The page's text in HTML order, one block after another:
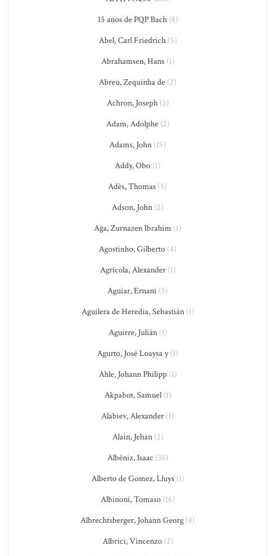
15 anos de PQP Bach(8)
Abel, Carl Friedrich(5)
Abrahamsen, Hans(1)
Abreu, Zequinha de (2)
Achron, Joseph(2)
Adam, Adolphe(2)
Adams, John (15)
Addy, Obo (1)
Adès, Thomas (5)
Adson, John (2)
Ağa, Zurnazen Ibrahim (1)
Agostinho, Gilberto (4)
Agricola, Alexander(1)
Aguiar, Ernani (5)
Aguilera de Heredia, Sebastián(1)
Aguirre, Julián(1)
Agurto, José Loaysa y(1)
Ahle, Johann Philipp(1)
Akpabot, Samuel(1)
Alabiev, Alexander (1)
Alain, Jehan(2)
Albéniz, Isaac (35)
Alberto de Gomez, Lluys(1)
Albinoni, Tomaso(16)
Albrechtsberger, Johann Georg (4)
Albrici, Vincenzo(2)